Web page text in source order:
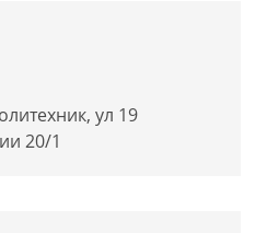
ул 19
20/1